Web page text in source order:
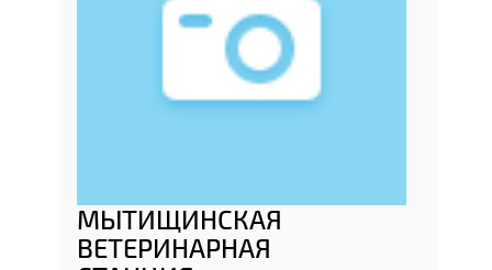
МЫТИЩИНСКАЯ
ВЕТЕРИНАРНАЯ